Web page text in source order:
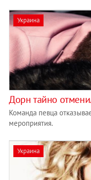
Украина
Дорн тайно
Команда певца
мероприятия.
Украина